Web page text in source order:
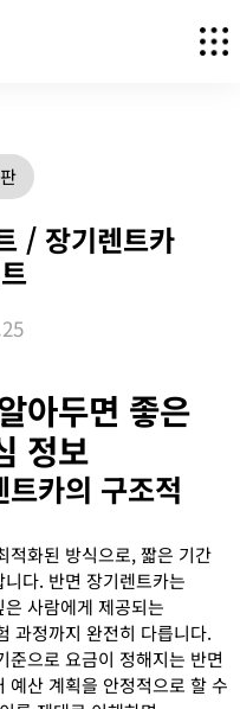
/ 장기렌트카
아두면 좋은
정보
카의 구조적
적화된 방식으로, 짧은 기간
다. 반면 장기렌트카는
사람에게 제공되는
과정까지 완전히 다릅니다.
준으로 요금이 정해지는 반면
예산 계획을 안정적으로 할 수